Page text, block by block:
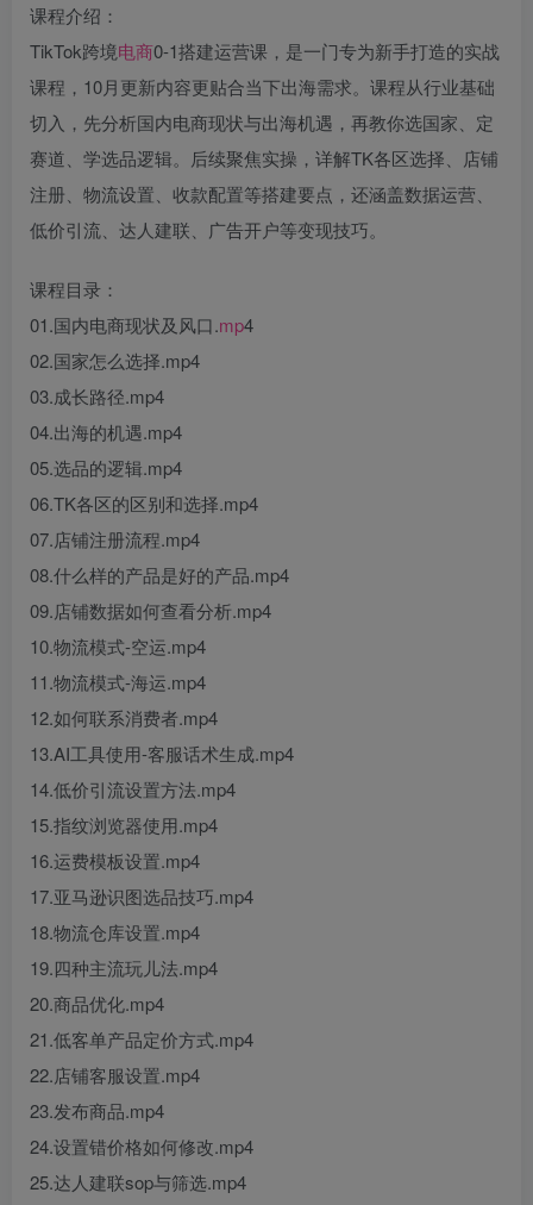
课程介绍：
TikTok跨境电商0-1搭建运营课，是一门专为新手打造的实战
课程，10月更新内容更贴合当下出海需求。课程从行业基础
切入，先分析国内电商现状与出海机遇，再教你选国家、定
赛道、学选品逻辑。后续聚焦实操，详解TK各区选择、店铺
注册、物流设置、收款配置等搭建要点，还涵盖数据运营、
低价引流、达人建联、广告开户等变现技巧。
课程目录：
01.国内电商现状及风口.mp4
02.国家怎么选择.mp4
03.成长路径.mp4
04.出海的机遇.mp4
05.选品的逻辑.mp4
06.TK各区的区别和选择.mp4
07.店铺注册流程.mp4
08.什么样的产品是好的产品.mp4
09.店铺数据如何查看分析.mp4
10.物流模式-空运.mp4
11.物流模式-海运.mp4
12.如何联系消费者.mp4
13.AI工具使用-客服话术生成.mp4
14.低价引流设置方法.mp4
15.指纹浏览器使用.mp4
16.运费模板设置.mp4
17.亚马逊识图选品技巧.mp4
18.物流仓库设置.mp4
19.四种主流玩儿法.mp4
20.商品优化.mp4
21.低客单产品定价方式.mp4
22.店铺客服设置.mp4
23.发布商品.mp4
24.设置错价格如何修改.mp4
25.达人建联sop与筛选.mp4